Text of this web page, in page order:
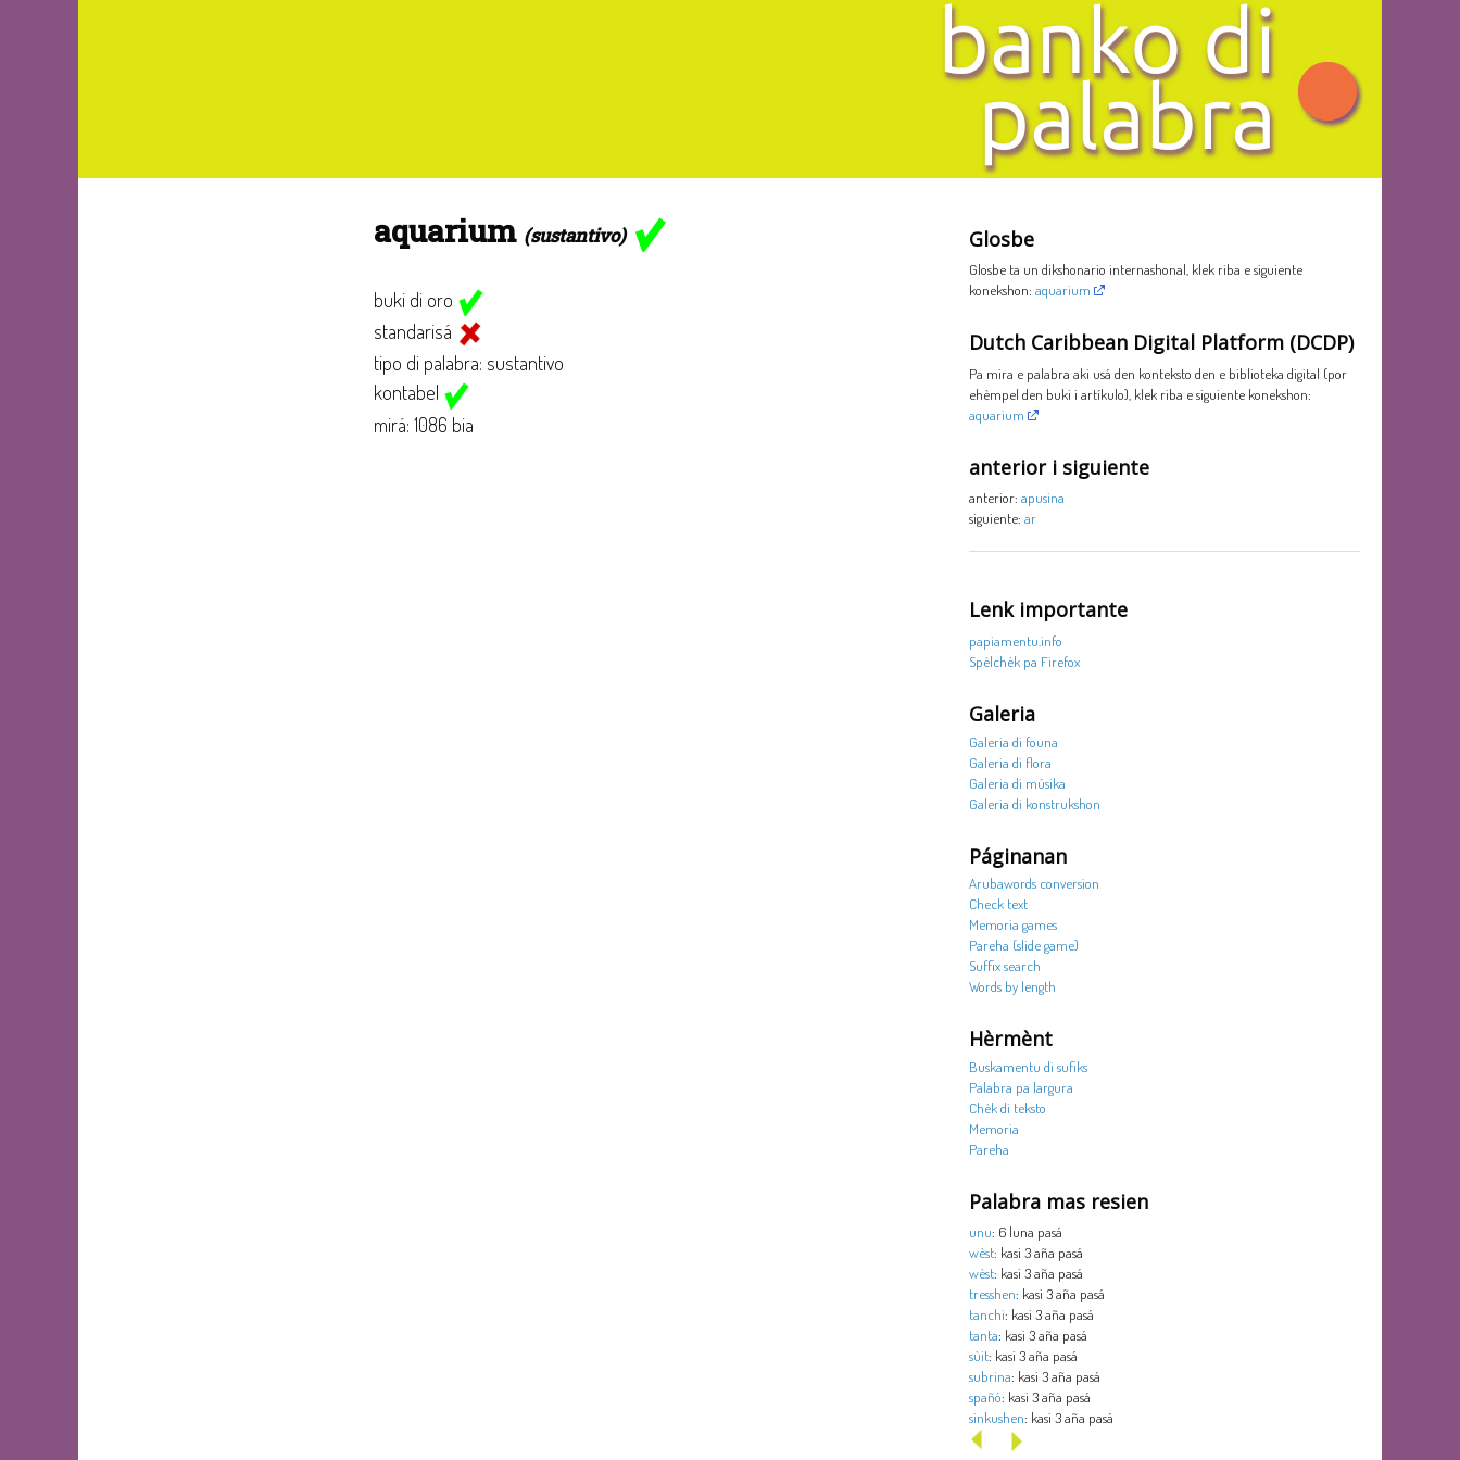
aquarium (sustantivo)
buki di oro
standarisá
tipo di palabra: sustantivo
kontabel
mirá: 1086 bia
Glosbe
Glosbe ta un dikshonario internashonal, klek riba e siguiente
konekshon: aquarium
Dutch Caribbean Digital Platform (DCDP)
Pa mira e palabra aki usá den konteksto den e biblioteka digital (por
ehèmpel den buki i artíkulo), klek riba e siguiente konekshon:
aquarium
anterior i siguiente
anterior: apusina
siguiente: ar
Lenk importante
papiamentu.info
Spèlchèk pa Firefox
Galeria
Galeria di founa
Galeria di flora
Galeria di músika
Galeria di konstrukshon
Páginanan
Arubawords conversion
Check text
Memoria games
Pareha (slide game)
Suffix search
Words by length
Hèrmènt
Buskamentu di sufiks
Palabra pa largura
Chèk di teksto
Memoria
Pareha
Palabra mas resien
unu: 6 luna pasá
wèst: kasi 3 aña pasá
wèst: kasi 3 aña pasá
tresshen: kasi 3 aña pasá
tanchi: kasi 3 aña pasá
tanta: kasi 3 aña pasá
sùit: kasi 3 aña pasá
subrina: kasi 3 aña pasá
spañó: kasi 3 aña pasá
sinkushen: kasi 3 aña pasá